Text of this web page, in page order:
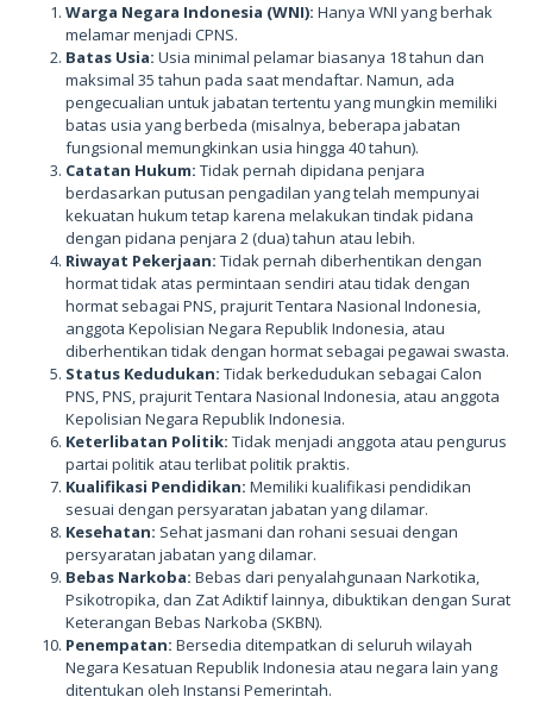
Warga Negara Indonesia (WNI): Hanya WNI yang berhak
melamar menjadi CPNS.
Batas Usia: Usia minimal pelamar biasanya 18 tahun dan
maksimal 35 tahun pada saat mendaftar. Namun, ada
pengecualian untuk jabatan tertentu yang mungkin memiliki
batas usia yang berbeda (misalnya, beberapa jabatan
fungsional memungkinkan usia hingga 40 tahun).
Catatan Hukum: Tidak pernah dipidana penjara
berdasarkan putusan pengadilan yang telah mempunyai
kekuatan hukum tetap karena melakukan tindak pidana
dengan pidana penjara 2 (dua) tahun atau lebih.
Riwayat Pekerjaan: Tidak pernah diberhentikan dengan
hormat tidak atas permintaan sendiri atau tidak dengan
hormat sebagai PNS, prajurit Tentara Nasional Indonesia,
anggota Kepolisian Negara Republik Indonesia, atau
diberhentikan tidak dengan hormat sebagai pegawai swasta.
Status Kedudukan: Tidak berkedudukan sebagai Calon
PNS, PNS, prajurit Tentara Nasional Indonesia, atau anggota
Kepolisian Negara Republik Indonesia.
Keterlibatan Politik: Tidak menjadi anggota atau pengurus
partai politik atau terlibat politik praktis.
Kualifikasi Pendidikan: Memiliki kualifikasi pendidikan
sesuai dengan persyaratan jabatan yang dilamar.
Kesehatan: Sehat jasmani dan rohani sesuai dengan
persyaratan jabatan yang dilamar.
Bebas Narkoba: Bebas dari penyalahgunaan Narkotika,
Psikotropika, dan Zat Adiktif lainnya, dibuktikan dengan Surat
Keterangan Bebas Narkoba (SKBN).
Penempatan: Bersedia ditempatkan di seluruh wilayah
Negara Kesatuan Republik Indonesia atau negara lain yang
ditentukan oleh Instansi Pemerintah.